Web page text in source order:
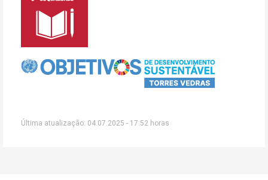
Última atualização: 04.07.2025 - 17:52 horas